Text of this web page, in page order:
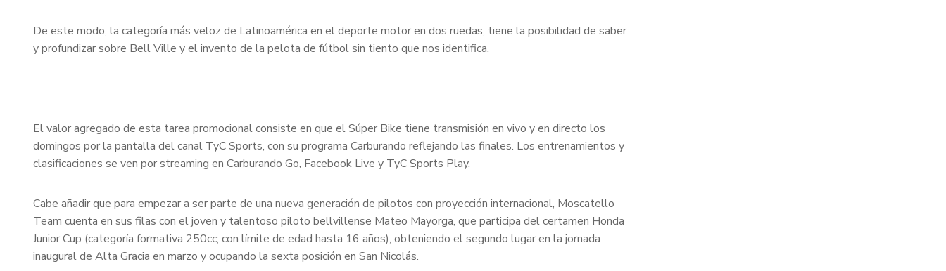
De este modo, la categoría más veloz de Latinoamérica en el deporte motor en dos ruedas, tiene la posibilidad de saber
y profundizar sobre Bell Ville y el invento de la pelota de fútbol sin tiento que nos identifica.
El valor agregado de esta tarea promocional consiste en que el Súper Bike tiene transmisión en vivo y en directo los
domingos por la pantalla del canal TyC Sports, con su programa Carburando reflejando las finales. Los entrenamientos y
clasificaciones se ven por streaming en Carburando Go, Facebook Live y TyC Sports Play.
Cabe añadir que para empezar a ser parte de una nueva generación de pilotos con proyección internacional, Moscatello
Team cuenta en sus filas con el joven y talentoso piloto bellvillense Mateo Mayorga, que participa del certamen Honda
Junior Cup (categoría formativa 250cc; con límite de edad hasta 16 años), obteniendo el segundo lugar en la jornada
inaugural de Alta Gracia en marzo y ocupando la sexta posición en San Nicolás.